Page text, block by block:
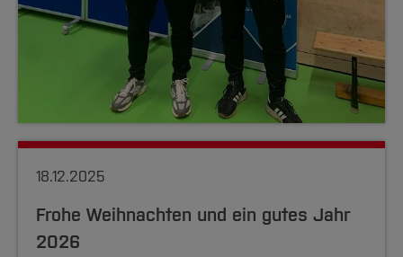
18.12.2025
Frohe Weihnachten und ein gutes Jahr
2026